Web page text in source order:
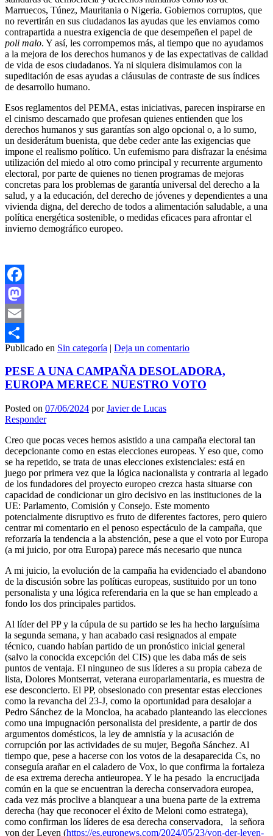
Marruecos, Túnez, Mauritania o Nigeria. Gobiernos corruptos, que
no revertirán en sus ciudadanos las ayudas que les enviamos como
contrapartida a nuestra exigencia de que desempeñen el papel de
poli malo. Y así, les corrompemos más, al tiempo que no ayudamos
a la mejora de los derechos humanos y de las expectativas de calidad
de vida de esos ciudadanos. Ya ni siquiera disimulamos con la
supeditación de esas ayudas a cláusulas de contraste de sus índices
de desarrollo humano.
Esos reglamentos del PEMA, estas iniciativas, parecen inspirarse en
el cinismo descarnado que profesan quienes entienden que los
derechos humanos y sus garantías son algo opcional o, a lo sumo,
un desiderátum buenista, que debe ceder ante las exigencias que
impone el realismo político. Un eufemismo para disfrazar la enésima
utilización del miedo al otro como principal y recurrente argumento
electoral, por parte de quienes no tienen programas de mejoras
concretas para los problemas de garantía universal del derecho a la
salud, y a la educación, del derecho de jóvenes y dependientes a una
vivienda digna, del derecho de todos a alimentación saludable, a una
política energética sostenible, o medidas eficaces para afrontar el
invierno demográfico europeo.
Facebook
Mastodon
Email
Compartir
Publicado en Sin categoría | Deja un comentario
PESE A UNA CAMPAÑA DESOLADORA,
EUROPA MERECE NUESTRO VOTO
Posted on 07/06/2024 porJavier de Lucas
Responder
Creo que pocas veces hemos asistido a una campaña electoral tan
decepcionante como en estas elecciones europeas. Y eso que, como
se ha repetido, se trata de unas elecciones existenciales: está en
juego por primera vez que la lógica nacionalista y contraria al legado
de los fundadores del proyecto europeo crezca hasta situarse con
capacidad de condicionar un giro decisivo en las instituciones de la
UE: Parlamento, Comisión y Consejo. Este momento
potencialmente disruptivo es fruto de diferentes factores, pero quiero
centrar mi comentario en el penoso espectáculo de la campaña, que
reforzaría la tendencia a la abstención, pese a que el voto por Europa
(a mi juicio, por otra Europa) parece más necesario que nunca
A mi juicio, la evolución de la campaña ha evidenciado el abandono
de la discusión sobre las políticas europeas, sustituido por un tono
personalista y una lógica referendaria en la que se han empleado a
fondo los dos principales partidos.
Al líder del PP y la cúpula de su partido se les ha hecho larguísima
la segunda semana, y han acabado casi resignados al empate
técnico, cuando habían partido de un pronóstico inicial general
(salvo la conocida excepción del CIS) que les daba más de seis
puntos de ventaja. El ninguneo de sus líderes a su propia cabeza de
lista, Dolores Montserrat, veterana europarlamentaria, es muestra de
ese desconcierto. El PP, obsesionado con presentar estas elecciones
como la revancha del 23-J, como la oportunidad para desalojar a
Pedro Sánchez de la Moncloa, ha acabado planteando las elecciones
como una impugnación personalista del presidente, a partir de dos
argumentos domésticos, la ley de amnistía y la acusación de
corrupción por las actividades de su mujer, Begoña Sánchez. Al
tiempo que, pese a hacerse con los votos de la desaparecida Cs, no
conseguía arañar en el caladero de Vox, lo que confirma la fortaleza
de esa extrema derecha antieuropea. Y le ha pesado la encrucijada
común en la que se encuentran la derecha conservadora europea,
cada vez más proclive a blanquear a una buena parte de la extrema
derecha (hay que reconocer el éxito de Meloni como estratega),
como confirman los líderes de esa derecha conservadora, la señora
von der Leyen (https://es.euronews.com/2024/05/23/von-der-leyen-